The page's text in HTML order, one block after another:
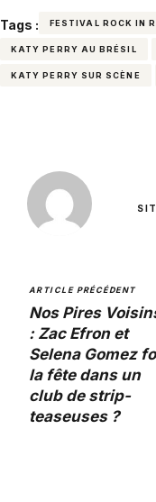
Tags : FESTIVAL ROCK IN
KATY PERRY AU BRÉSIL
KATY PERRY SUR SCÈNE
ARTICLE PRÉCÉDENT
Nos Pires
: Zac Efron et
Selena Gomez
la fête dans un
club de strip-
teaseuses ?